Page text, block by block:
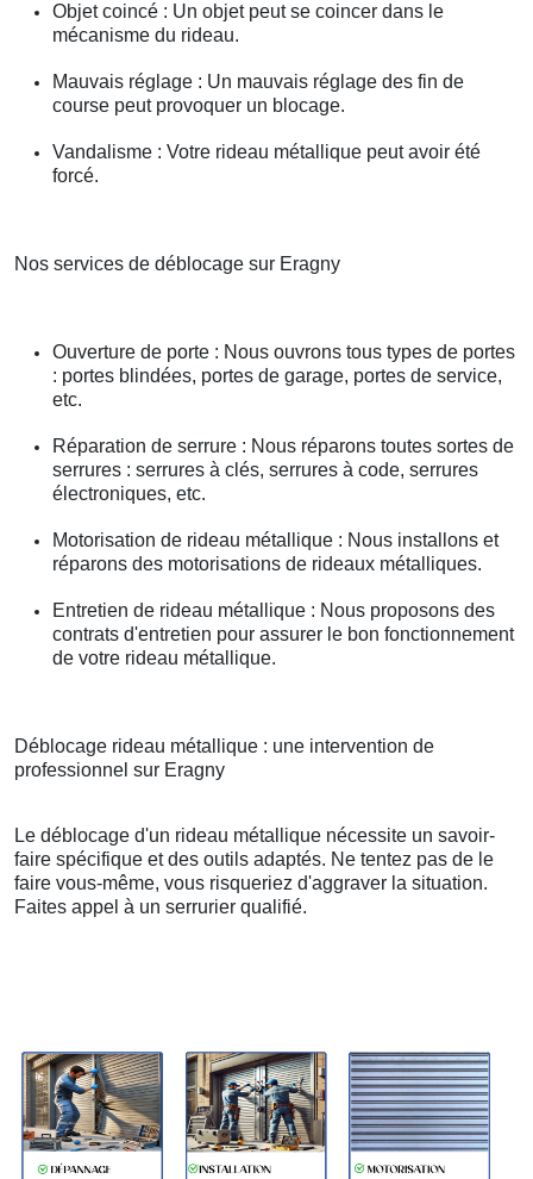
Objet coincé : Un objet peut se coincer dans le
mécanisme du rideau.
Mauvais réglage : Un mauvais réglage des fin de
course peut provoquer un blocage.
Vandalisme : Votre rideau métallique peut avoir été
forcé.
Nos services de déblocage sur Eragny
Ouverture de porte : Nous ouvrons tous types de portes
: portes blindées, portes de garage, portes de service,
etc.
Réparation de serrure : Nous réparons toutes sortes de
serrures : serrures à clés, serrures à code, serrures
électroniques, etc.
Motorisation de rideau métallique : Nous installons et
réparons des motorisations de rideaux métalliques.
Entretien de rideau métallique : Nous proposons des
contrats d'entretien pour assurer le bon fonctionnement
de votre rideau métallique.
Déblocage rideau métallique : une intervention de
professionnel sur Eragny
Le déblocage d'un rideau métallique nécessite un savoir-
faire spécifique et des outils adaptés. Ne tentez pas de le
faire vous-même, vous risqueriez d'aggraver la situation.
Faites appel à un serrurier qualifié.